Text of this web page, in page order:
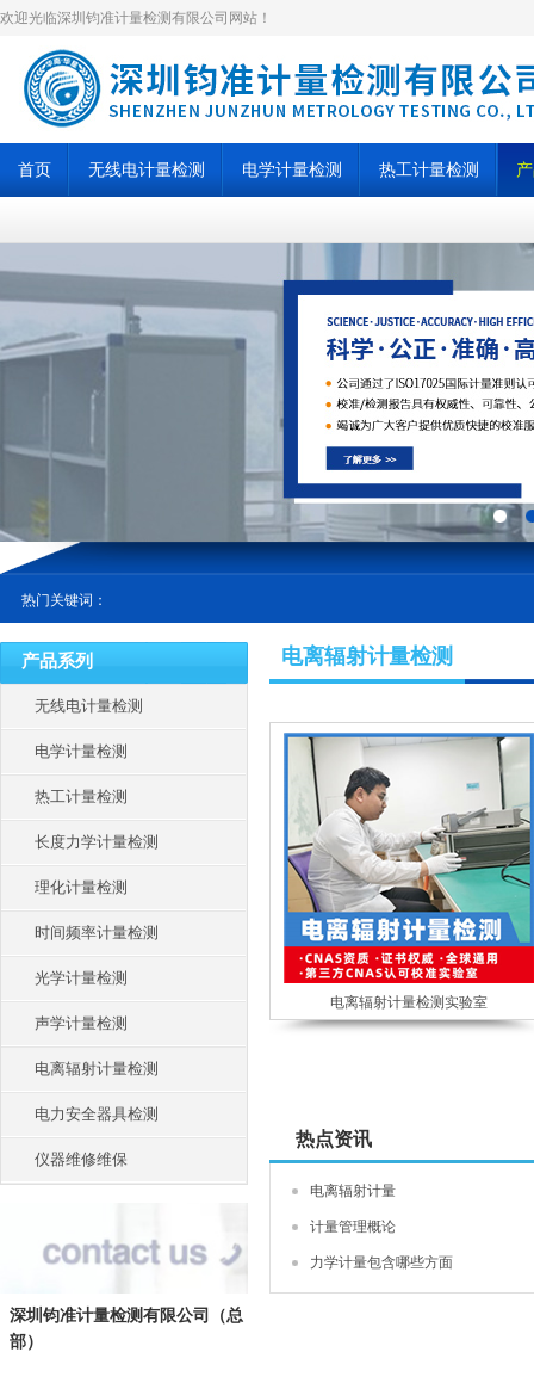
欢迎光临深圳钧准计量检测有限公司网站！
首页 无线电计量检测 电学计量检测 热工计量检测
热门关键词：
产品系列
无线电计量检测
电学计量检测
热工计量检测
长度力学计量检测
理化计量检测
时间频率计量检测
光学计量检测
声学计量检测
电离辐射计量检测
电力安全器具检测
仪器维修维保
深圳钧准计量检测有限公司
（总
部）
电离辐射计量检测
电离辐射计量检测实验室
热点资讯
电离辐射计量
计量管理概论
力学计量包含哪些方面